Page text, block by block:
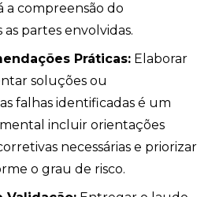
a compreensão do
partes envolvidas.
Práticas: Elaborar
soluções ou
falhas identificadas é um
incluir orientações
necessárias e priorizar
o grau de risco.